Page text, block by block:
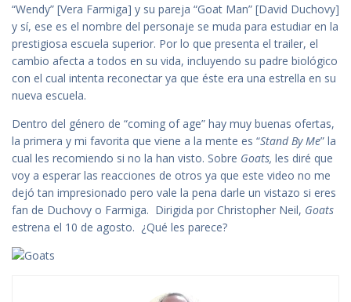
“Wendy” [Vera Farmiga] y su pareja “Goat Man” [David Duchovy]
y sí, ese es el nombre del personaje se muda para estudiar en la
prestigiosa escuela superior. Por lo que presenta el trailer, el
cambio afecta a todos en su vida, incluyendo su padre biológico
con el cual intenta reconectar ya que éste era una estrella en su
nueva escuela.
Dentro del género de “coming of age” hay muy buenas ofertas,
la primera y mi favorita que viene a la mente es “Stand By Me” la
cual les recomiendo si no la han visto. Sobre Goats, les diré que
voy a esperar las reacciones de otros ya que este video no me
dejó tan impresionado pero vale la pena darle un vistazo si eres
fan de Duchovy o Farmiga. Dirigida por Christopher Neil, Goats
estrena el 10 de agosto. ¿Qué les parece?